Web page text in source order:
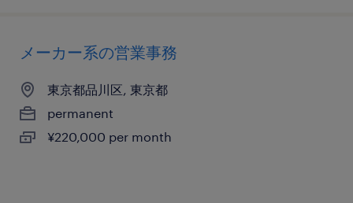
メーカー系の営業事務
東京都品川区, 東京都
permanent
¥220,000 per month